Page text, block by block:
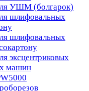
УШМ (болгарок)
шлифовальных
шлифовальных
эксцентриковых
машин